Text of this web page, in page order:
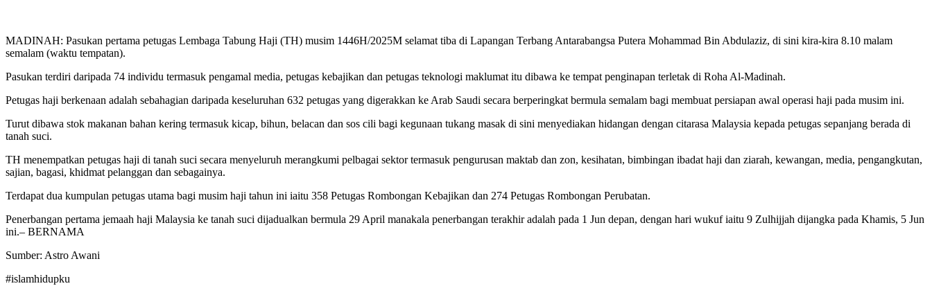
MADINAH: Pasukan pertama petugas Lembaga Tabung Haji (TH) musim 1446H/2025M selamat tiba di Lapangan Terbang Antarabangsa Putera Mohammad Bin Abdulaziz, di sini kira-kira 8.10 malam
semalam (waktu tempatan).
Pasukan terdiri daripada 74 individu termasuk pengamal media, petugas kebajikan dan petugas teknologi maklumat itu dibawa ke tempat penginapan terletak di Roha Al-Madinah.
Petugas haji berkenaan adalah sebahagian daripada keseluruhan 632 petugas yang digerakkan ke Arab Saudi secara berperingkat bermula semalam bagi membuat persiapan awal operasi haji pada musim ini.
Turut dibawa stok makanan bahan kering termasuk kicap, bihun, belacan dan sos cili bagi kegunaan tukang masak di sini menyediakan hidangan dengan citarasa Malaysia kepada petugas sepanjang berada di
tanah suci.
TH menempatkan petugas haji di tanah suci secara menyeluruh merangkumi pelbagai sektor termasuk pengurusan maktab dan zon, kesihatan, bimbingan ibadat haji dan ziarah, kewangan, media, pengangkutan,
sajian, bagasi, khidmat pelanggan dan sebagainya.
Terdapat dua kumpulan petugas utama bagi musim haji tahun ini iaitu 358 Petugas Rombongan Kebajikan dan 274 Petugas Rombongan Perubatan.
Penerbangan pertama jemaah haji Malaysia ke tanah suci dijadualkan bermula 29 April manakala penerbangan terakhir adalah pada 1 Jun depan, dengan hari wukuf iaitu 9 Zulhijjah dijangka pada Khamis, 5 Jun
ini.– BERNAMA
Sumber: Astro Awani
#islamhidupku